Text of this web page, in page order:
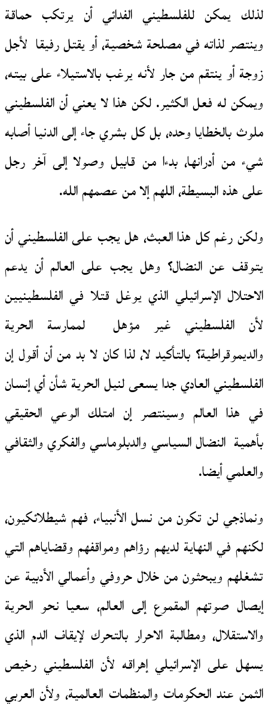
لذلك يمكن للفلسطيني الفدائي أن يرتكب حماقة
وينتصر لذاته في مصلحة شخصية، أو يقتل رفيقا لأجل
زوجة أو ينتقم من جار لأنه يرغب بالاستيلاء على بيته،
ويمكن له فعل الكثير. لكن هذا لا يعني أن الفلسطيني
ملوث بالخطايا وحده، بل كل بشري جاء إلى الدنيا أصابه
شيء من أدرانها، بدءا من قابيل وصولا إلى آخر رجل
على هذه البسيطة، اللهم إلا من عصمهم الله.
ولكن رغم كل هذا العبث، هل يجب على الفلسطيني أن
يتوقف عن النضال؟ وهل يجب على العالم أن يدعم
الاحتلال الإسرائيلي الذي يوغل قتلا في الفلسطينيين
لأن الفلسطيني غير مؤهل لممارسة الحرية
والديموقراطية؟ بالتأكيد لا، لذا كان لا بد من أن أقول إن
الفلسطيني العادي جدا يسعى لنيل الحرية شأن أي إنسان
في هذا العالم وسينتصر إن امتلك الوعي الحقيقي
بأهمية النضال السياسي والدبلوماسي والفكري والثقافي
والعلمي أيضا.
ونماذجي لن تكون من نسل الأنبياء، فهم شيطلائكيون،
لكنهم في النهاية لديهم رؤاهم ومواقفهم وقضاياهم التي
تشغلهم ويبحثون من خلال حروفي وأعمالي الأدبية عن
إيصال صوتهم المقموع إلى العالم، سعيا نحو الحرية
والاستقلال، ومطالبة الاحرار بالتحرك لإيقاف الدم الذي
يسهل على الإسرائيلي إهراقه لأن الفلسطيني رخيص
الثمن عند الحكومات والمنظمات العالمية، ولأن العربي